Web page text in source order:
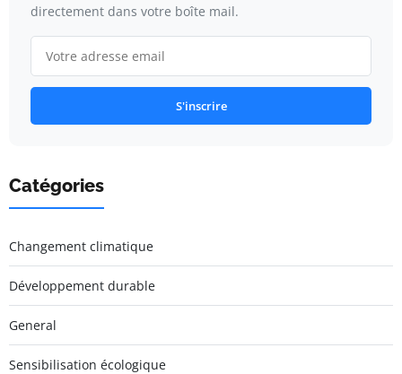
directement dans votre boîte mail.
S'inscrire
Catégories
Changement climatique
Développement durable
General
Sensibilisation écologique